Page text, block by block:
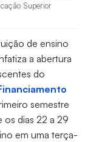
Superior
de ensino
a abertura
do
semestre
dias 22 a 29
em uma terça-